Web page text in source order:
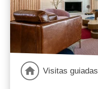
Visitas guiadas